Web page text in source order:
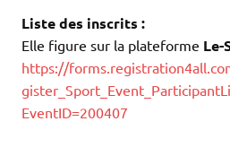
Liste des inscrits :
Elle figure sur la plateforme Le-
https://
EventID=200407